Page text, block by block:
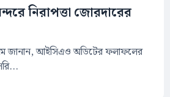
নিরাপত্তা জোরদারের
জানান, আইসিএও অডিটের ফলাফলের